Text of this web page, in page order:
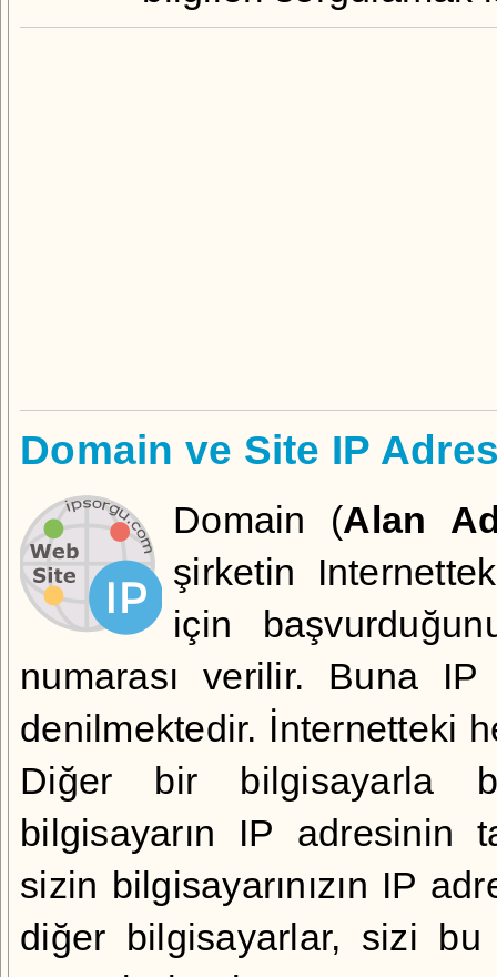
Domain ve Site IP
Domain (Alan
şirketin
için
numarası verilir. Buna
denilmektedir. İnternetteki
Diğer bir bilgisayarla
bilgisayarın IP adresinin
sizin bilgisayarınızın IP
diğer bilgisayarlar, sizi bu